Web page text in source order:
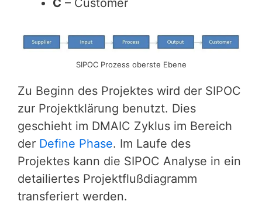
C – Customer
SIPOC Prozess oberste Ebene
Zu Beginn des Projektes wird der SIPOC
zur Projektklärung benutzt. Dies
geschieht im DMAIC Zyklus im Bereich
der Define Phase. Im Laufe des
Projektes kann die SIPOC Analyse in ein
detailiertes Projektflußdiagramm
transferiert werden.